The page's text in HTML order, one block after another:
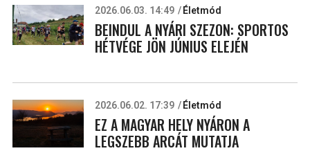
2026.06.03. 14:49 Életmód
BEINDUL A NYÁRI SZEZON: SPORTOS
HÉTVÉGE JÖN JÚNIUS ELEJÉN
2026.06.02. 17:39 Életmód
EZ A MAGYAR HELY NYÁRON A
LEGSZEBB ARCÁT MUTATJA